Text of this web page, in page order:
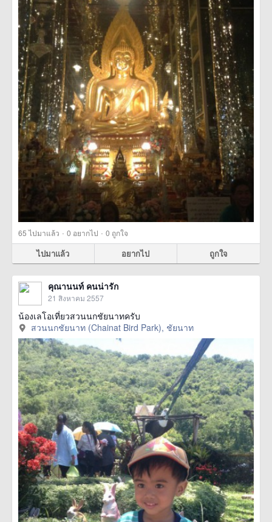
65ไปมาแล้ว · 0 อยากไป · 0 ถูกใจ
ไปมาแล้ว อยากไป ถูกใจ
คุณานนท์ คนน่ารัก
21 สิงหาคม 2557
น้องเลโอเที่ยวสวนนกชัยนาทครับ
สวนนกชัยนาท (Chainat Bird Park), ชัยนาท